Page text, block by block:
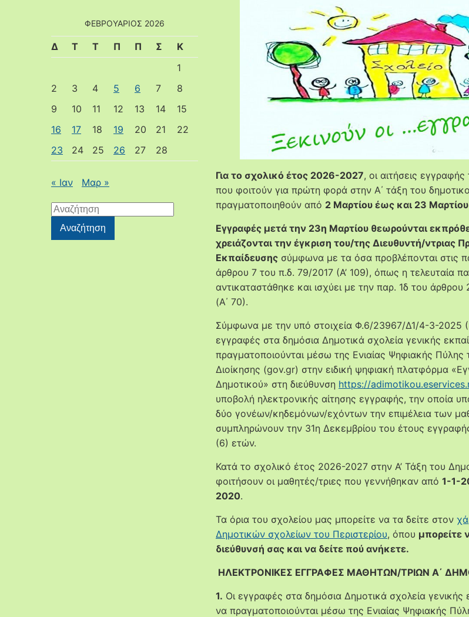
ΦΕΒΡΟΥΆΡΙΟΣ 2026
Δ Τ Τ Π Π Σ
Κ
1
2
3 4 5 6 7
8
9
10 11 12 13 14
15
16
17 18 19 20 21
22
23
24 25 26 27 28
« Ιαν Μαρ »
Αναζήτηση
για:Αναζήτηση
Για το σχολικό έτος 2026-2027, οι αιτήσεις
που φοιτούν για πρώτη φορά στην Α΄ τάξη του
πραγματοποιηθούν από 2 Μαρτίου έως και 23
Εγγραφές μετά την 23η Μαρτίου θεωρούνται
χρειάζονται την έγκριση του/της Διευθυντή/ντριας
Εκπαίδευσης σύμφωνα με τα όσα προβλέπονται στις
άρθρου 7 του π.δ. 79/2017 (Α’ 109), όπως η τελευταία
αντικαταστάθηκε και ισχύει με την παρ. 1δ του
(Α΄ 70).
Σύμφωνα με την υπό στοιχεία Φ.6/23967/Δ1/4-3-2025
εγγραφές στα δημόσια Δημοτικά σχολεία γενικής
πραγματοποιούνται μέσω της Ενιαίας Ψηφιακής Πύλης
Διοίκησης (gov.gr) στην ειδική ψηφιακή πλατφόρμα
Δημοτικού» στη διεύθυνση https://
υποβολή ηλεκτρονικής αίτησης εγγραφής, την οποία
δύο γονέων/κηδεμόνων/εχόντων την επιμέλεια των
συμπληρώνουν την 31η Δεκεμβρίου του έτους
(6) ετών.
Κατά το σχολικό έτος 2026-2027 στην Α’ Τάξη του
φοιτήσουν οι μαθητές/τριες που γεννήθηκαν από 1-1-
2020.
Τα όρια του σχολείου μας μπορείτε να τα δείτε στον
Δημοτικών σχολείων του Περιστερίου, όπου μπορείτε
διεύθυνσή σας και να δείτε πού ανήκετε.
ΗΛΕΚΤΡΟΝΙΚΕΣ ΕΓΓΡΑΦΕΣ ΜΑΘΗΤΩΝ/ΤΡΙΩΝ Α΄
1. Οι εγγραφές στα δημόσια Δημοτικά σχολεία γενικής
να πραγματοποιούνται μέσω της Ενιαίας Ψηφιακής